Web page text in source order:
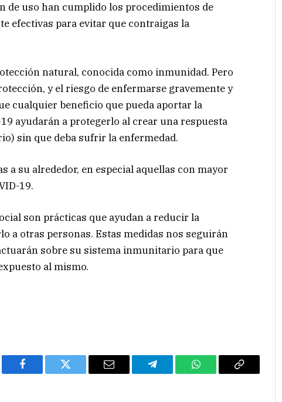
de uso han cumplido los procedimientos de
efectivas para evitar que contraigas la
natural, conocida como inmunidad. Pero
y el riesgo de enfermarse gravemente y
cualquier beneficio que pueda aportar la
ayudarán a protegerlo al crear una respuesta
sin que deba sufrir la enfermedad.
a su alrededor, en especial aquellas con mayor
19.
son prácticas que ayudan a reducir la
a otras personas. Estas medidas nos seguirán
sobre su sistema inmunitario para que
al mismo.
Facebook Twitter Email Telegram WhatsAppCopy